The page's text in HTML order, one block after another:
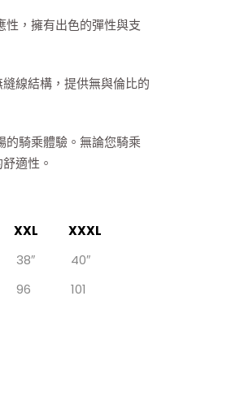
，擁有出色的彈性與支
線結構，提供無與倫比的
騎乘體驗。無論您騎乘
適性。
XXL
XXXL
38″
40″
96 101